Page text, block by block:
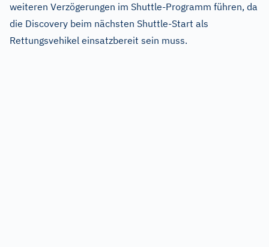
weiteren Verzögerungen im Shuttle-Programm führen, da
die Discovery beim nächsten Shuttle-Start als
Rettungsvehikel einsatzbereit sein muss.